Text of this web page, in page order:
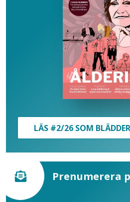
LÄS #2/26 SOM
Prenumerera